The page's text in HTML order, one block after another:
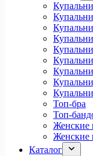
Топ-бра
Топ-
Женские
Женские
Каталог